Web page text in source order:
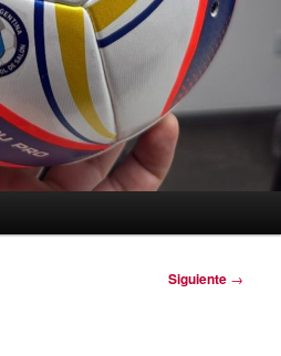
Siguiente →